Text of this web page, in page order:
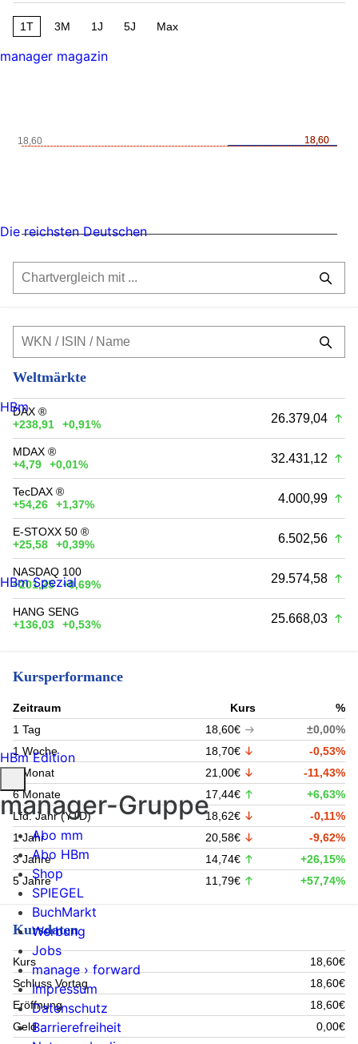
1T 3M 1J 5J Max
18,60
18,60
18,60
Weltmärkte
DAX ®
+238,91
+0,91% 26.379,04
MDAX ®
+4,79
+0,01% 32.431,12
TecDAX ®
+54,26
+1,37% 4.000,99
E-STOXX 50 ®
+25,58
+0,39% 6.502,56
NASDAQ 100
+201,25
+0,69% 29.574,58
HANG SENG
+136,03
+0,53% 25.668,03
Kursperformance
Zeitraum Kurs
%
1 Tag
18,60€
±0,00%
1 Woche
18,70€
-0,53%
1 Monat
21,00€
-11,43%
6 Monate
17,44€
+6,63%
Lfd. Jahr (YTD)
18,62€
-0,11%
1 Jahr
20,58€
-9,62%
3 Jahre
14,74€
+26,15%
5 Jahre
11,79€ +57,74%
Kursdaten
Kurs
18,60€
Schluss Vortag
18,60€
Eröffnung
18,60€
Geld
0,00€
manager magazin
Die reichsten Deutschen
HBm
HBm Spezial
HBm Edition
manager-Gruppe
Abo mm
Abo HBm
Shop
SPIEGEL
BuchMarkt
Werbung
Jobs
manage › forward
Impressum
Datenschutz
Barrierefreiheit